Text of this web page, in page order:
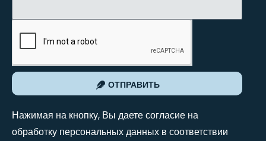
ОТПРАВИТЬ
Нажимая на кнопку, Вы даете согласие на
обработку персональных данных в соответствии